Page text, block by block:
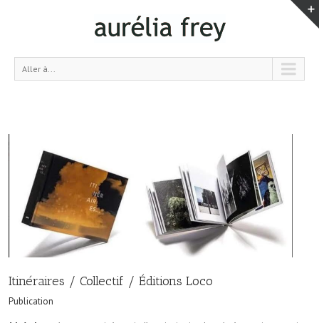
Aller à...
Itinéraires / Collectif / Éditions Loco
Publication